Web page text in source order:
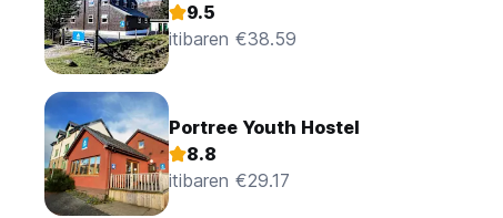
9.5
itibaren €38.59
Portree Youth Hostel
8.8
itibaren €29.17